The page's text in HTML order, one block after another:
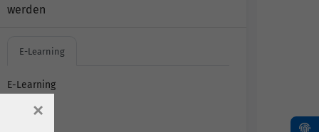
werden
E-Learning
E-Learning
×